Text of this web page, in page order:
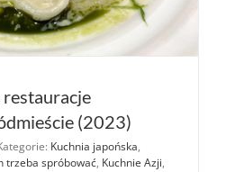
(2023)
Kuchnia japońska,
trzeba spróbować, Kuchnie Azji,